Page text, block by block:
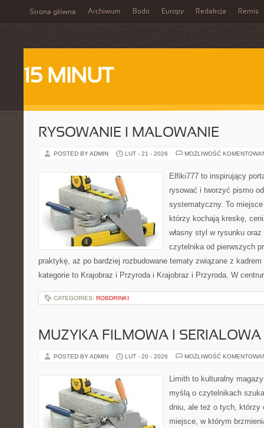
Strona główna Archiwum Bodo Europy Redakcja Remis
15 MINUT
RYSOWANIE I MALOWANIE
POSTED BY ADMIN LUT - 21 - 2026 MOŻLIWOŚĆ
Elfiki777 to inspirujący
rysować i tworzyć pismo
systematyczny. To
którzy kochają kreskę,
własny styl w rysunku
czytelnika od pierwszych
praktykę, aż po bardziej rozbudowane tematy związane z
kategorie to Krajobraz i Przyroda i Krajobraz i Przyroda. W
CATEGORIES: ROBDRINKI
MUZYKA FILMOWA I SERIALOWA
POSTED BY ADMIN LUT - 20 - 2026 MOŻLIWOŚĆ
Limith to kulturalny
myślą o czytelnikach
dniu, ale też o tych, którzy
miejsce, w którym